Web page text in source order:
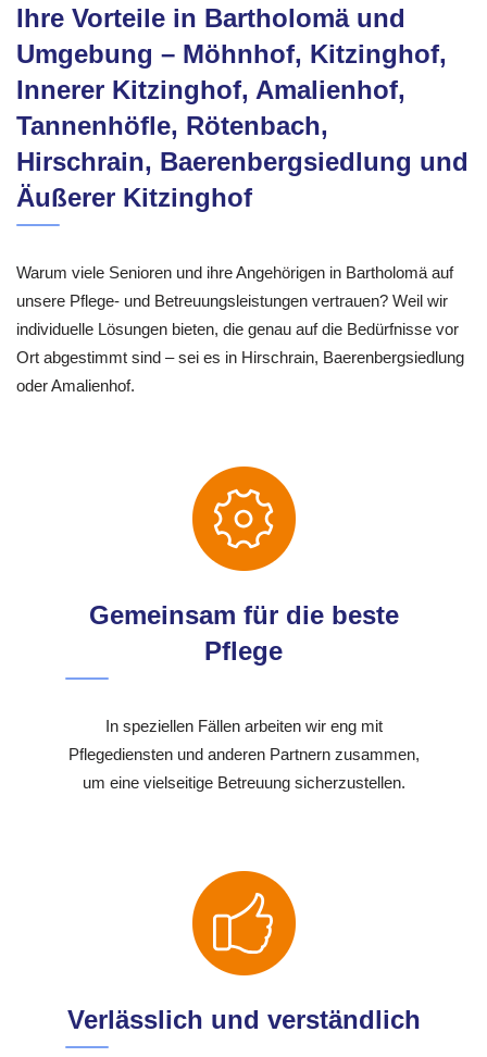
Ihre Vorteile in Bartholomä und
Umgebung – Möhnhof, Kitzinghof,
Innerer Kitzinghof, Amalienhof,
Tannenhöfle, Rötenbach,
Hirschrain, Baerenbergsiedlung und
Äußerer Kitzinghof
Warum viele Senioren und ihre Angehörigen in Bartholomä auf
unsere Pflege- und Betreuungsleistungen vertrauen? Weil wir
individuelle Lösungen bieten, die genau auf die Bedürfnisse vor
Ort abgestimmt sind – sei es in Hirschrain, Baerenbergsiedlung
oder Amalienhof.
Gemeinsam für die beste
Pflege
In speziellen Fällen arbeiten wir eng mit
Pflegediensten und anderen Partnern zusammen,
um eine vielseitige Betreuung sicherzustellen.
Verlässlich und verständlich